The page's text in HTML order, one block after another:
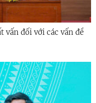
vấn đối với các vấn đề